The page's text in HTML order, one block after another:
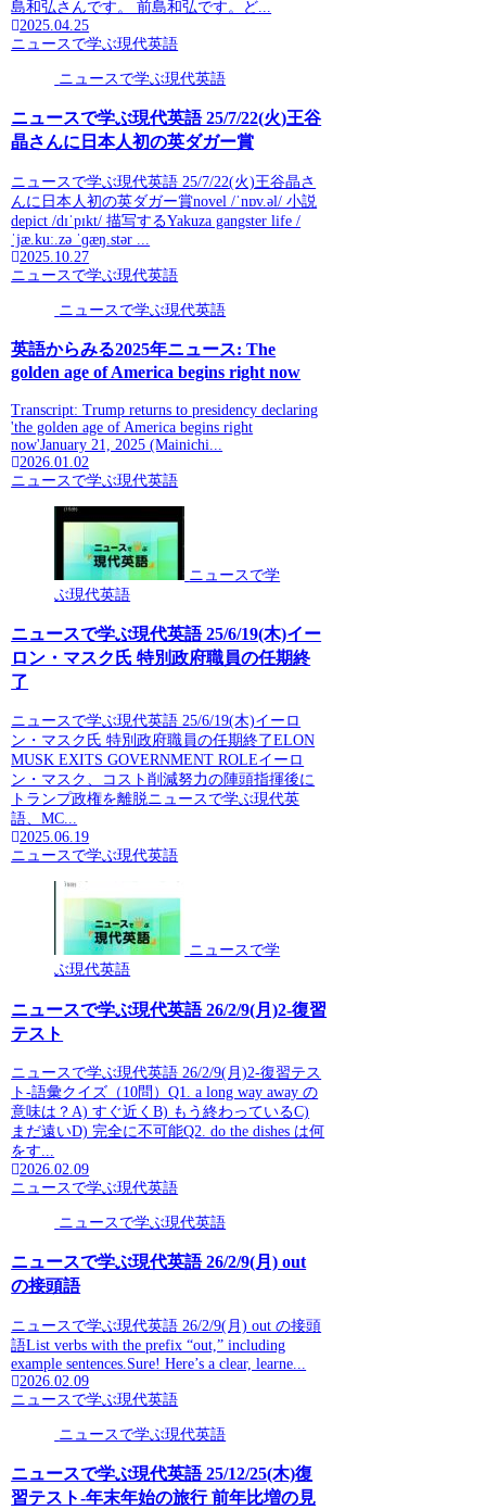
島和弘さんです。 前島和弘です。ど...
2025.04.25
ニュースで学ぶ現代英語
ニュースで学ぶ現代英語
ニュースで学ぶ現代英語 25/7/22(火)王谷
晶さんに日本人初の英ダガー賞
ニュースで学ぶ現代英語 25/7/22(火)王谷晶さ
んに日本人初の英ダガー賞novel /ˈnɒv.əl/ 小説
depict /dɪˈpɪkt/ 描写するYakuza gangster life /
ˈjæ.kuː.zə ˈɡæŋ.stər ...
2025.10.27
ニュースで学ぶ現代英語
ニュースで学ぶ現代英語
英語からみる2025年ニュース: The
golden age of America begins right now
Transcript: Trump returns to presidency declaring
'the golden age of America begins right
now'January 21, 2025 (Mainichi...
2026.01.02
ニュースで学ぶ現代英語
ニュースで学
ぶ現代英語
ニュースで学ぶ現代英語 25/6/19(木)イー
ロン・マスク氏 特別政府職員の任期終
了
ニュースで学ぶ現代英語 25/6/19(木)イーロ
ン・マスク氏 特別政府職員の任期終了ELON
MUSK EXITS GOVERNMENT ROLEイーロ
ン・マスク、コスト削減努力の陣頭指揮後に
トランプ政権を離脱ニュースで学ぶ現代英
語、MC...
2025.06.19
ニュースで学ぶ現代英語
ニュースで学
ぶ現代英語
ニュースで学ぶ現代英語 26/2/9(月)2-復習
テスト
ニュースで学ぶ現代英語 26/2/9(月)2-復習テス
ト-語彙クイズ（10問）Q1. a long way away の
意味は？A) すぐ近くB) もう終わっているC)
まだ遠いD) 完全に不可能Q2. do the dishes は何
をす...
2026.02.09
ニュースで学ぶ現代英語
ニュースで学ぶ現代英語
ニュースで学ぶ現代英語 26/2/9(月) out
の接頭語
ニュースで学ぶ現代英語 26/2/9(月) out の接頭
語List verbs with the prefix “out,” including
example sentences.Sure! Here’s a clear, learne...
2026.02.09
ニュースで学ぶ現代英語
ニュースで学ぶ現代英語
ニュースで学ぶ現代英語 25/12/25(木)復
習テスト-年末年始の旅行 前年比増の見